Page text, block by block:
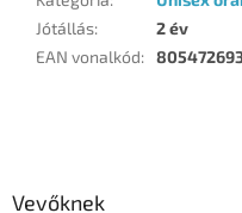
Jótállás:
2 év
EAN vonalkód:
Vevőknek